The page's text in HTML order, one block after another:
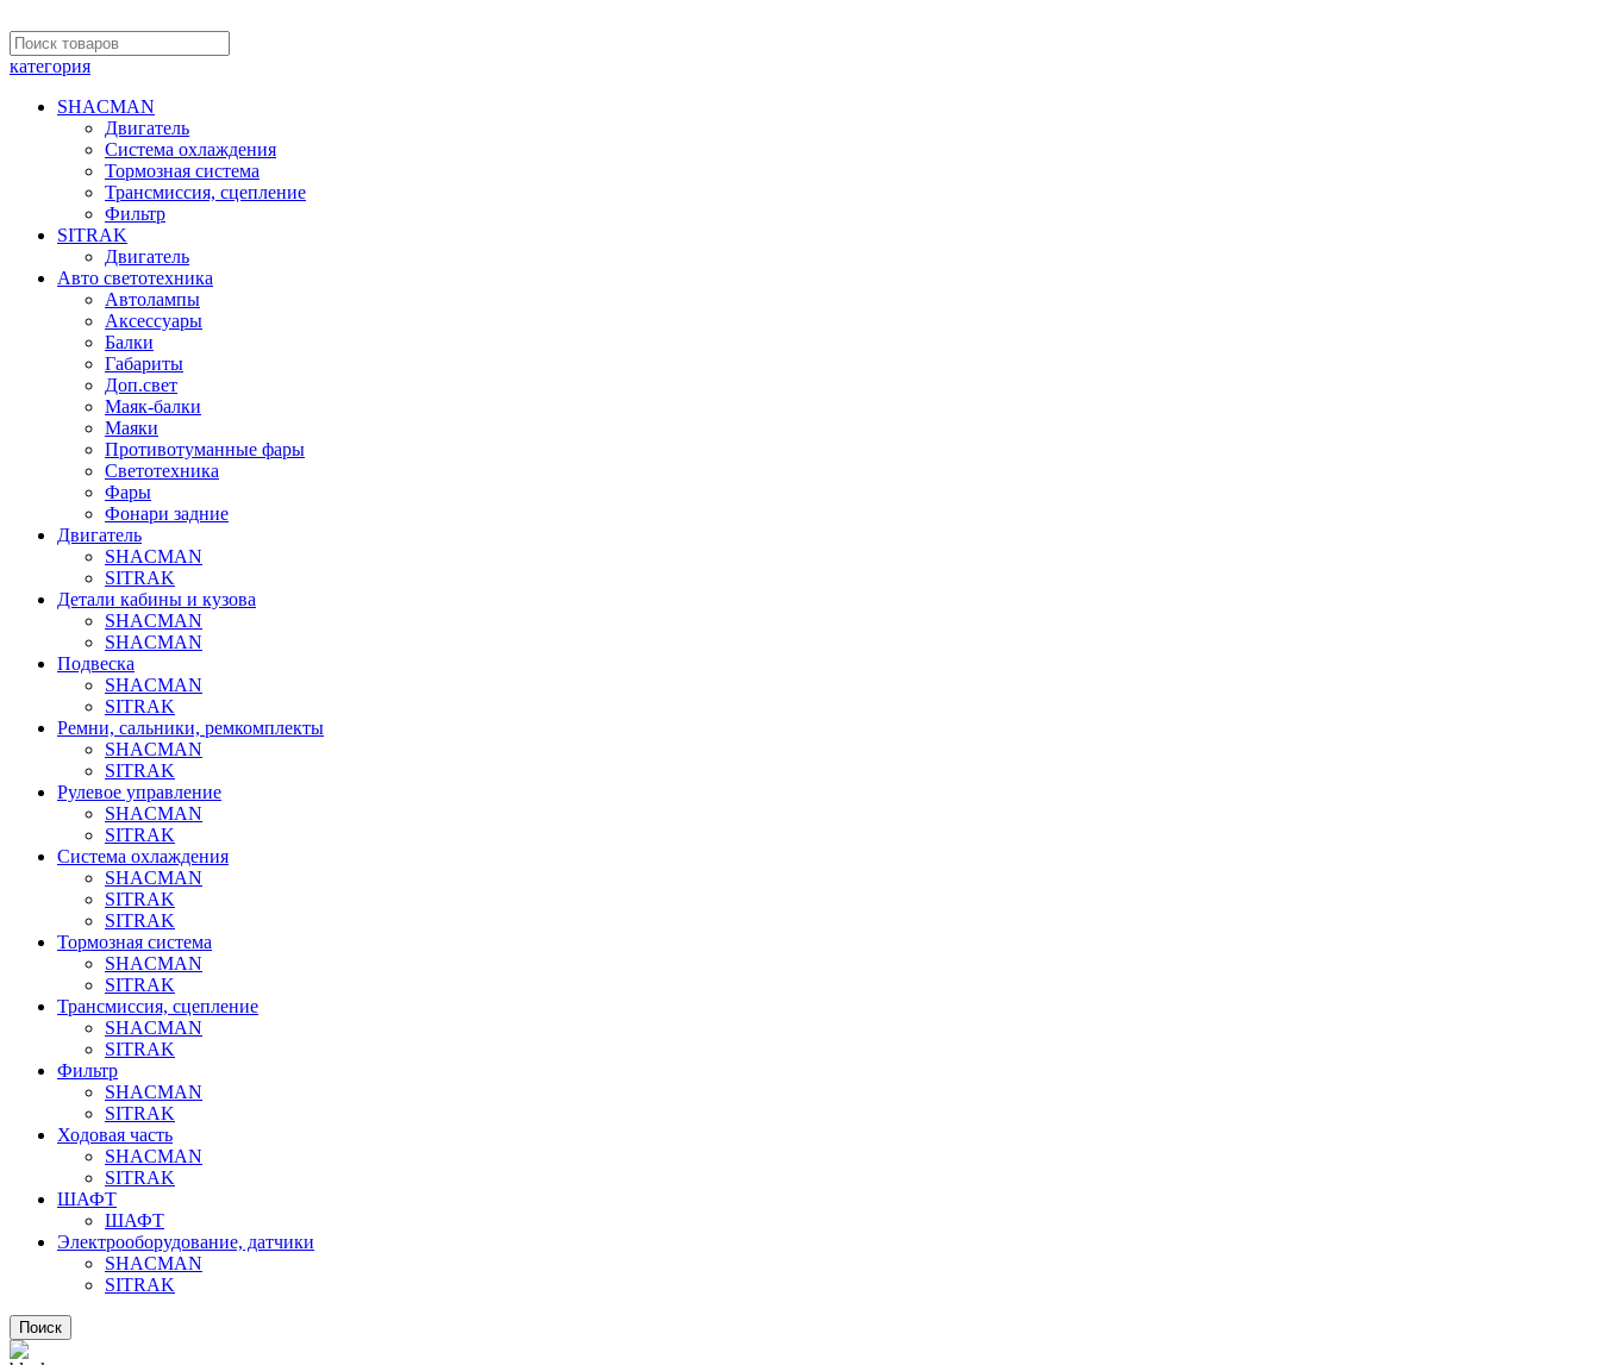
категория
SHACMAN
Двигатель
Система охлаждения
Тормозная система
Трансмиссия, сцепление
Фильтр
SITRAK
Двигатель
Авто светотехника
Автолампы
Аксессуары
Балки
Габариты
Доп.свет
Маяк-балки
Маяки
Противотуманные фары
Светотехника
Фары
Фонари задние
Двигатель
SHACMAN
SITRAK
Детали кабины и кузова
SHACMAN
SHACMAN
Подвеска
SHACMAN
SITRAK
Ремни, сальники, ремкомплекты
SHACMAN
SITRAK
Рулевое управление
SHACMAN
SITRAK
Система охлаждения
SHACMAN
SITRAK
SITRAK
Тормозная система
SHACMAN
SITRAK
Трансмиссия, сцепление
SHACMAN
SITRAK
Фильтр
SHACMAN
SITRAK
Ходовая часть
SHACMAN
SITRAK
ШАФТ
ШАФТ
Электрооборудование, датчики
SHACMAN
SITRAK
Поиск